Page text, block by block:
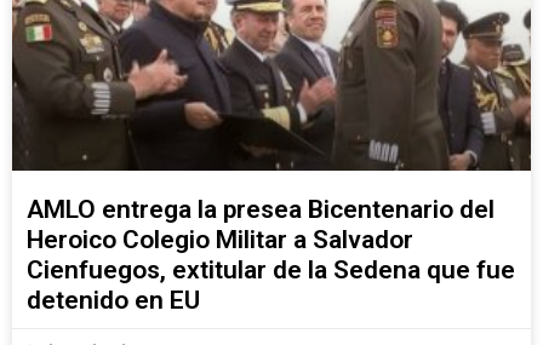
AMLO entrega la presea Bicentenario del
Heroico Colegio Militar a Salvador
Cienfuegos, extitular de la Sedena que fue
detenido en EU